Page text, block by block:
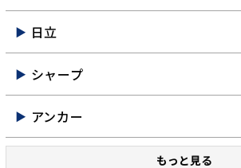
日立
シャープ
アンカー
もっと見る